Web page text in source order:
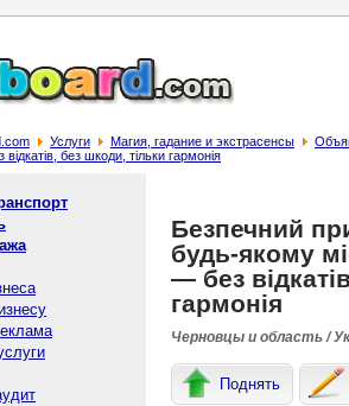
Услуги Магия, гадание и экстрасенсы
без шкоди, тільки гармонія
Безпечний
будь-якому
— без
гармонія
Черновцы и область /
Поднять